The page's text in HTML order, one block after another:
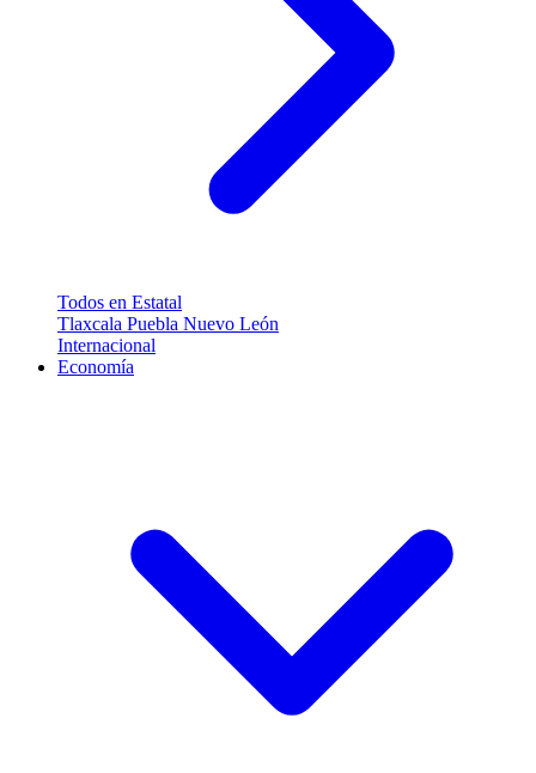
Todos en Estatal
Tlaxcala Puebla Nuevo León
Internacional
Economía